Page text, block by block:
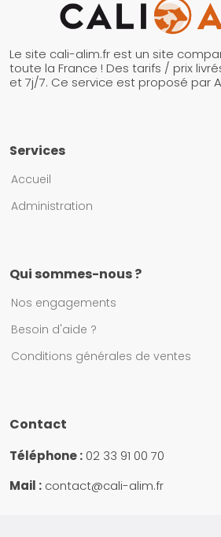
Le site cali-alim.fr est un site
toute la France ! Des tarifs / prix
et 7j/7. Ce service est proposé par
Services
Accueil
Administration
Qui sommes-nous ?
Nos engagements
Besoin d'aide ?
Conditions générales de ventes
Contact
Téléphone : 02 33 91 00 70
Mail : contact@cali-alim.fr